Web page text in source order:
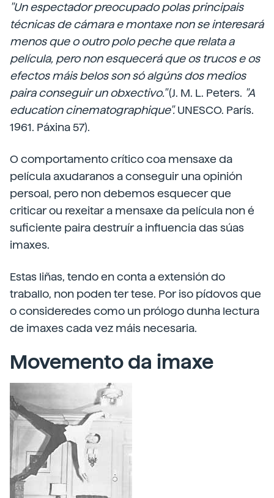
"Un espectador preocupado polas principais
técnicas de cámara e montaxe non se interesará
menos que o outro polo peche que relata a
película, pero non esquecerá que os trucos e os
efectos máis belos son só algúns dos medios
paira conseguir un obxectivo."(J. M. L. Peters. "A
education cinematographique".UNESCO. París.
1961. Páxina 57).
O comportamento crítico coa mensaxe da
película axudaranos a conseguir una opinión
persoal, pero non debemos esquecer que
criticar ou rexeitar a mensaxe da película non é
suficiente paira destruír a influencia das súas
imaxes.
Estas liñas, tendo en conta a extensión do
traballo, non poden ter tese. Por iso pídovos que
o consideredes como un prólogo dunha lectura
de imaxes cada vez máis necesaria.
Movemento da imaxe